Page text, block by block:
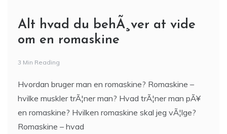
Alt hvad du behÃ¸ver at vide
om en romaskine
3 Min Reading
Hvordan bruger man en romaskine? Romaskine –
hvilke muskler trÃ¦ner man? Hvad trÃ¦ner man pÃ¥
en romaskine? Hvilken romaskine skal jeg vÃ¦lge?
Romaskine – hvad